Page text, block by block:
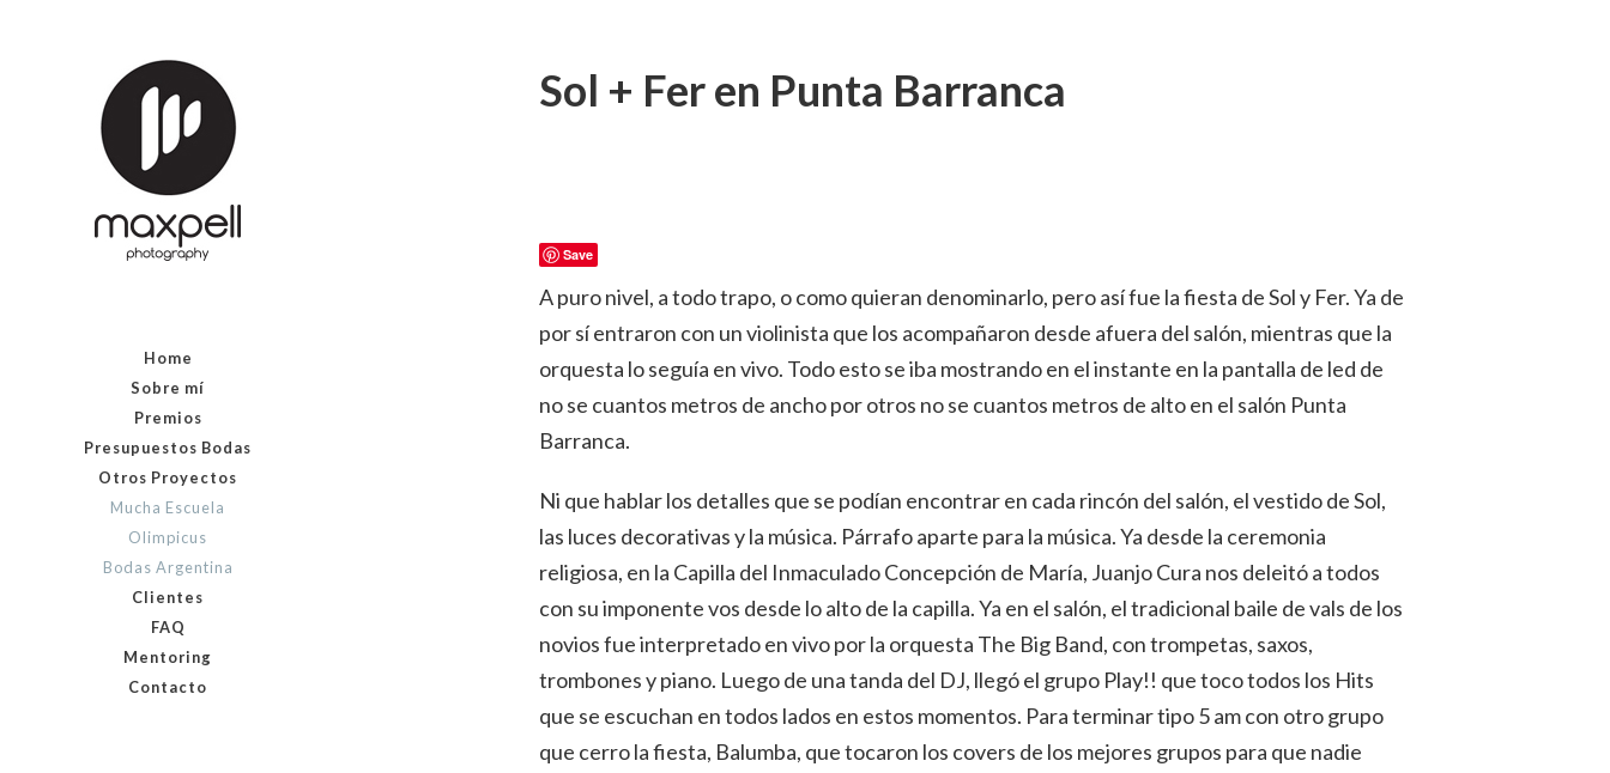
Home
Sobre mí
Premios
Presupuestos Bodas
Otros Proyectos
Mucha Escuela
Olimpicus
Bodas Argentina
Clientes
FAQ
Mentoring
Contacto
Sol + Fer en Punta Barranca
Save
A puro nivel, a todo trapo, o como quieran denominarlo, pero así fue la fiesta de Sol y Fer. Ya de
por sí entraron con un violinista que los acompañaron desde afuera del salón, mientras que la
orquesta lo seguía en vivo. Todo esto se iba mostrando en el instante en la pantalla de led de
no se cuantos metros de ancho por otros no se cuantos metros de alto en el salón Punta
Barranca.
Ni que hablar los detalles que se podían encontrar en cada rincón del salón, el vestido de Sol,
las luces decorativas y la música. Párrafo aparte para la música. Ya desde la ceremonia
religiosa, en la Capilla del Inmaculado Concepción de María, Juanjo Cura nos deleitó a todos
con su imponente vos desde lo alto de la capilla. Ya en el salón, el tradicional baile de vals de los
novios fue interpretado en vivo por la orquesta The Big Band, con trompetas, saxos,
trombones y piano. Luego de una tanda del DJ, llegó el grupo Play!! que toco todos los Hits
que se escuchan en todos lados en estos momentos. Para terminar tipo 5 am con otro grupo
que cerro la fiesta, Balumba, que tocaron los covers de los mejores grupos para que nadie